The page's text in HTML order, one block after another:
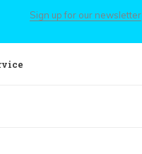
Sign up for our newsletter